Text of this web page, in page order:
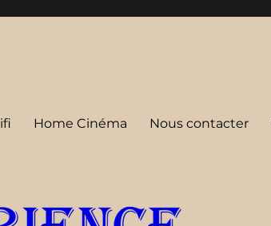
Home Cinéma Nous contacter